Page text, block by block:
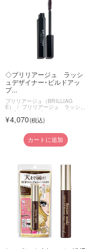
◇ブリリアージュ ラッシ
ュデザイナー･ビルドアッ
プ...
ブリリアージュ（BRILLIAG
E） ブリリアージュ ラッシュ
デザイナー・ビルドアップマスカ
ラボリュームロング
4,070
カートに追加